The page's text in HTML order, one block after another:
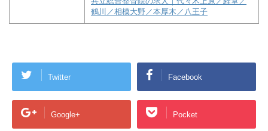
鶴川／相模大野／本厚木／八王子
Twitter Facebook
Google+ Pocket